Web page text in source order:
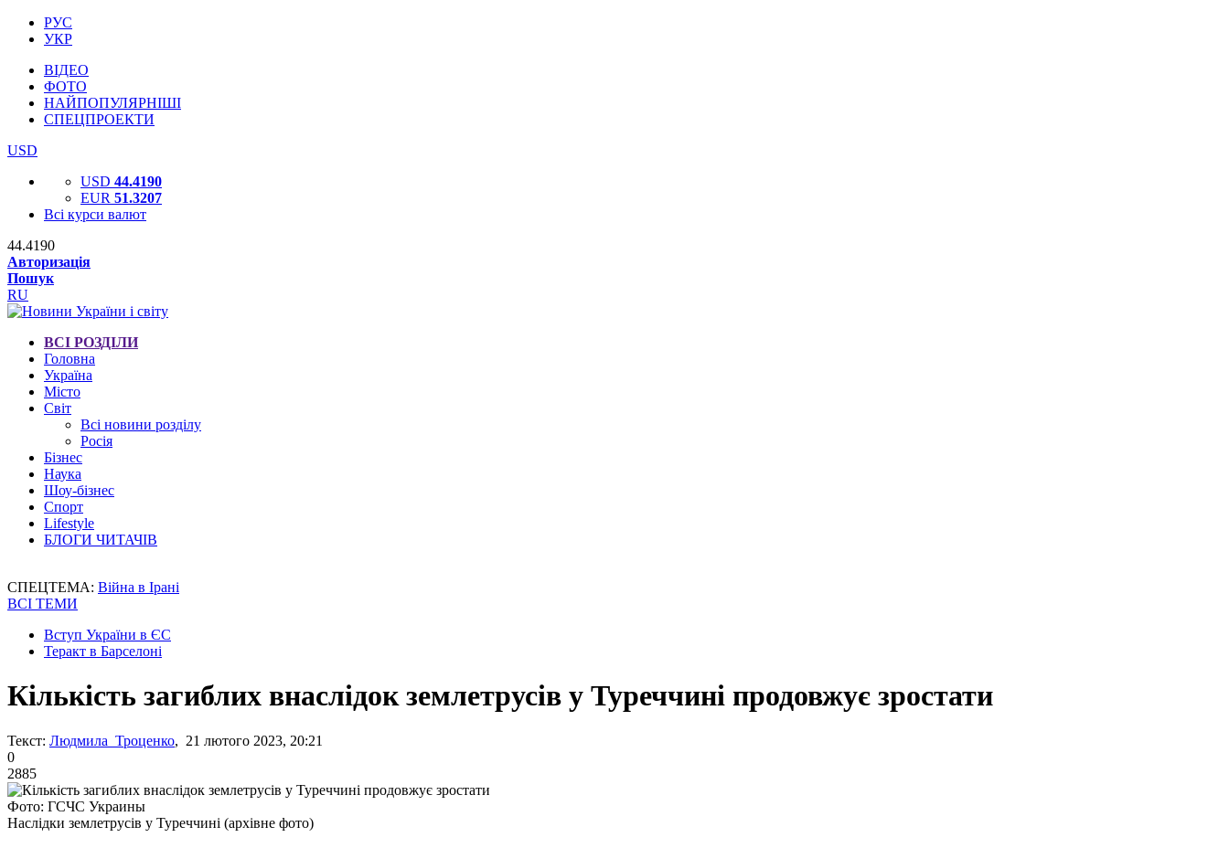
РУС
УКР
ВІДЕО
ФОТО
НАЙПОПУЛЯРНІШІ
СПЕЦПРОЕКТИ
USD
USD 44.4190
EUR 51.3207
Всі курси валют
44.4190
Авторизація
Пошук
RU
ВСІ РОЗДІЛИ
Головна
Україна
Місто
Світ
Всі новини розділу
Росія
Бізнес
Наука
Шоу-бізнес
Спорт
Lifestyle
БЛОГИ ЧИТАЧІВ
СПЕЦТЕМА: Війна в Ірані
ВСІ ТЕМИ
Вступ України в ЄС
Теракт в Барселоні
Кількість загиблих внаслідок землетрусів у Туреччині продовжує зростати
Текст: Людмила Троценко, 21 лютого 2023, 20:21
0
2885
Фото: ГСЧС Украины
Наслідки землетрусів у Туреччині (архівне фото)